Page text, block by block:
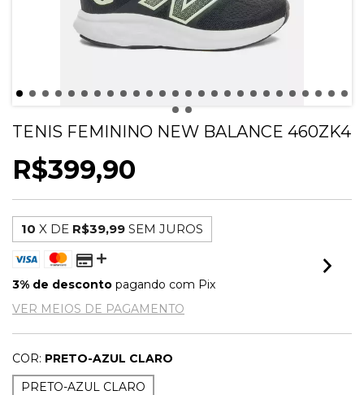
TENIS FEMININO NEW BALANCE 460ZK4
R$399,90
10 X DE R$39,99 SEM JUROS
3% de desconto pagando com Pix
VER MEIOS DE PAGAMENTO
COR: PRETO-AZUL CLARO
PRETO-AZUL CLARO